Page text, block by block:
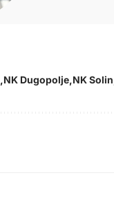
NK Dugopolje NK Solin